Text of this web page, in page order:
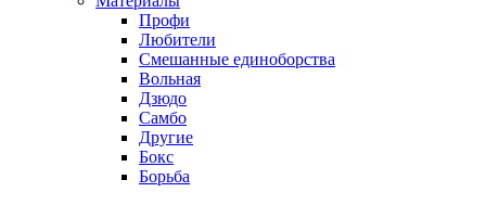
Профи
Любители
Смешанные единоборства
Вольная
Дзюдо
Самбо
Другие
Бокс
Борьба